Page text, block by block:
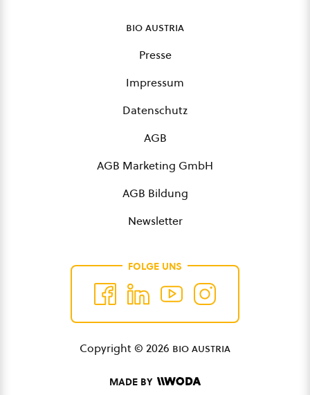
bio austria
Presse
Impressum
Datenschutz
AGB
AGB Marketing GmbH
AGB Bildung
Newsletter
FOLGE UNS
Copyright © 2026 bio austria
MADE BY